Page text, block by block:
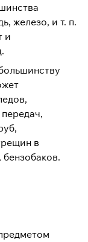
железо, и т. п.
и
в